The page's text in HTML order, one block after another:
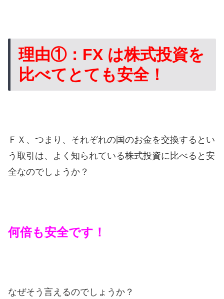
理由①：FX は株式投資を
比べてとても安全！
ＦＸ、つまり、それぞれの国のお金を交換するとい
う取引は、よく知られている株式投資に比べると安
全なのでしょうか？
何倍も安全です！
なぜそう言えるのでしょうか？